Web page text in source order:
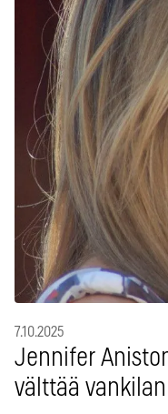
7.10.2025
Jennifer
välttää vankilan